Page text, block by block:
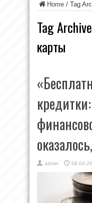
Home / Tag
Tag
карты
admin